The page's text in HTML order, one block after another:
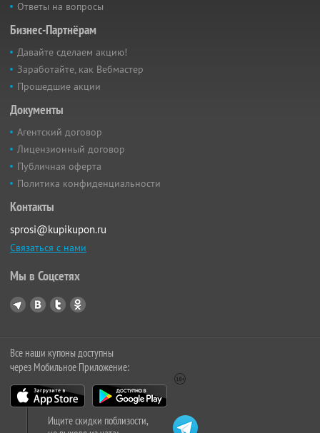
Ответы на вопросы
Бизнес-Партнёрам
Давайте сделаем акцию!
Заработайте, как Вебмастер
Прошедшие акции
Документы
Агентский договор
Лицензионный договор
Публичная оферта
Политика конфиденциальности
Контакты
sprosi@kupikupon.ru
Связаться с нами
Мы в Соцсетях
Все наши купоны доступны
через Мобильное Приложение:
Ищите скидки поблизости,